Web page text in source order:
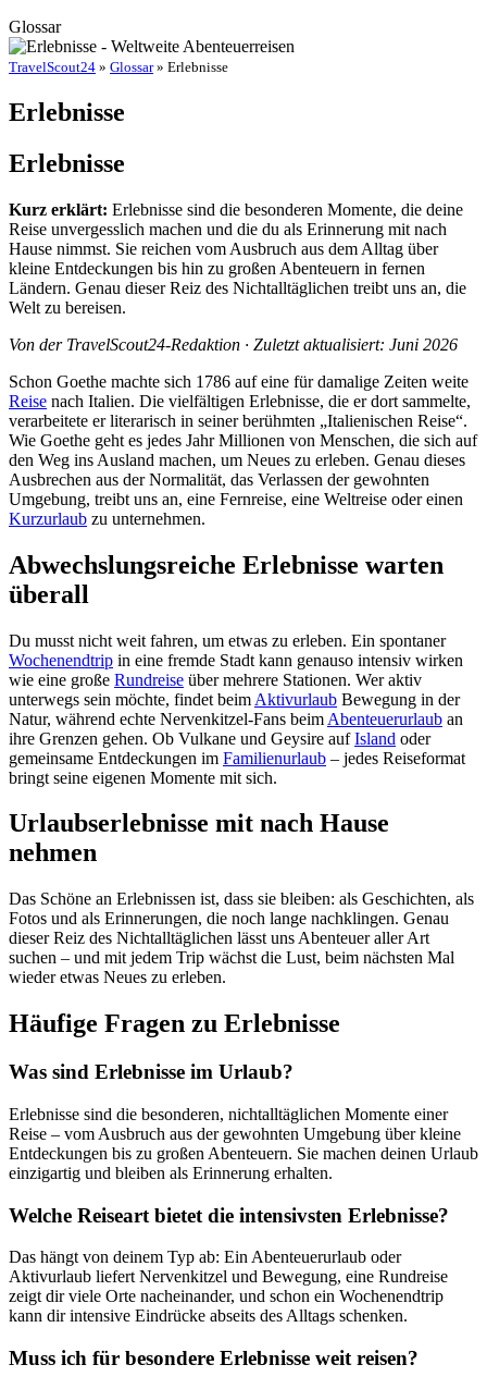
Glossar
TravelScout24 » Glossar» Erlebnisse
Erlebnisse
Erlebnisse
Kurz erklärt: Erlebnisse sind die besonderen Momente, die deine
Reise unvergesslich machen und die du als Erinnerung mit nach
Hause nimmst. Sie reichen vom Ausbruch aus dem Alltag über
kleine Entdeckungen bis hin zu großen Abenteuern in fernen
Ländern. Genau dieser Reiz des Nichtalltäglichen treibt uns an, die
Welt zu bereisen.
Von der TravelScout24-Redaktion · Zuletzt aktualisiert: Juni 2026
Schon Goethe machte sich 1786 auf eine für damalige Zeiten weite
Reise nach Italien. Die vielfältigen Erlebnisse, die er dort sammelte,
verarbeitete er literarisch in seiner berühmten „Italienischen Reise“.
Wie Goethe geht es jedes Jahr Millionen von Menschen, die sich auf
den Weg ins Ausland machen, um Neues zu erleben. Genau dieses
Ausbrechen aus der Normalität, das Verlassen der gewohnten
Umgebung, treibt uns an, eine Fernreise, eine Weltreise oder einen
Kurzurlaub zu unternehmen.
Abwechslungsreiche Erlebnisse warten
überall
Du musst nicht weit fahren, um etwas zu erleben. Ein spontaner
Wochenendtrip in eine fremde Stadt kann genauso intensiv wirken
wie eine große Rundreise über mehrere Stationen. Wer aktiv
unterwegs sein möchte, findet beim Aktivurlaub Bewegung in der
Natur, während echte Nervenkitzel-Fans beim Abenteuerurlaub an
ihre Grenzen gehen. Ob Vulkane und Geysire aufIsland oder
gemeinsame Entdeckungen im Familienurlaub – jedes Reiseformat
bringt seine eigenen Momente mit sich.
Urlaubserlebnisse mit nach Hause
nehmen
Das Schöne an Erlebnissen ist, dass sie bleiben: als Geschichten, als
Fotos und als Erinnerungen, die noch lange nachklingen. Genau
dieser Reiz des Nichtalltäglichen lässt uns Abenteuer aller Art
suchen – und mit jedem Trip wächst die Lust, beim nächsten Mal
wieder etwas Neues zu erleben.
Häufige Fragen zu Erlebnisse
Was sind Erlebnisse im Urlaub?
Erlebnisse sind die besonderen, nichtalltäglichen Momente einer
Reise – vom Ausbruch aus der gewohnten Umgebung über kleine
Entdeckungen bis zu großen Abenteuern. Sie machen deinen Urlaub
einzigartig und bleiben als Erinnerung erhalten.
Welche Reiseart bietet die intensivsten Erlebnisse?
Das hängt von deinem Typ ab: Ein Abenteuerurlaub oder
Aktivurlaub liefert Nervenkitzel und Bewegung, eine Rundreise
zeigt dir viele Orte nacheinander, und schon ein Wochenendtrip
kann dir intensive Eindrücke abseits des Alltags schenken.
Muss ich für besondere Erlebnisse weit reisen?